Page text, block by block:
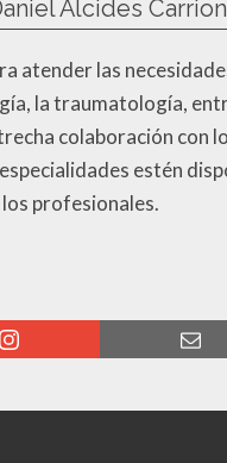
Alcides
atender las
la traumatología,
colaboración con
estén
profesionales.